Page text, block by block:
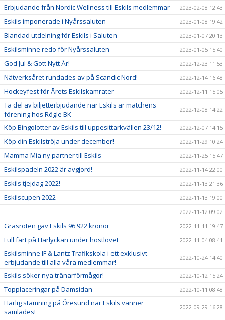
Erbjudande från Nordic Wellness till Eskils medlemmar 2023-02-08 12:43
Eskils imponerade i Nyårssaluten 2023-01-08 19:42
Blandad utdelning för Eskils i Saluten 2023-01-07 20:13
Eskilsminne redo för Nyårssaluten 2023-01-05 15:40
God Jul & Gott Nytt År! 2022-12-23 11:53
Nätverksåret rundades av på Scandic Nord! 2022-12-14 16:48
Hockeyfest för Årets Eskilskamrater 2022-12-11 15:05
Ta del av biljetterbjudande när Eskils är matchens
förening hos Rögle BK
2022-12-08 14:22
Köp Bingolotter av Eskils till uppesittarkvällen 23/12! 2022-12-07 14:15
Köp din Eskilströja under december! 2022-11-29 10:24
Mamma Mia ny partner till Eskils 2022-11-25 15:47
Eskilspadeln 2022 är avgjord! 2022-11-14 22:00
Eskils tjejdag 2022! 2022-11-13 21:36
Eskilscupen 2022
2022-11-13 19:00
2022-11-12 09:02
Gräsroten gav Eskils 96 922 kronor 2022-11-11 19:47
Full fart på Harlyckan under höstlovet 2022-11-04 08:41
Eskilsminne IF & Lantz Trafikskola i ett exklusivt
erbjudande till alla våra medlemmar!
2022-10-24 14:40
Eskils söker nya tränarförmågor! 2022-10-12 15:24
Topplaceringar på Damsidan 2022-10-11 08:48
Härlig stämning på Öresund när Eskils vänner
samlades!
2022-09-29 16:28